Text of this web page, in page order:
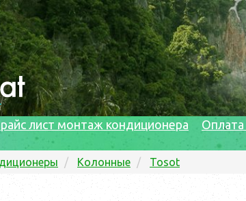
лист монтаж кондиционера Оплата
Колонные Tosot